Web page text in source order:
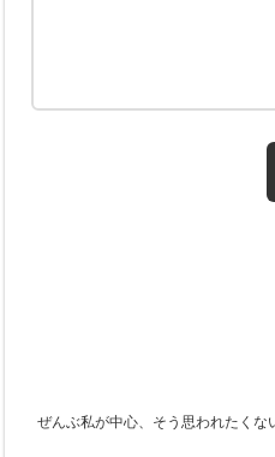
ぜんぶ私が中心、そう思われたくな